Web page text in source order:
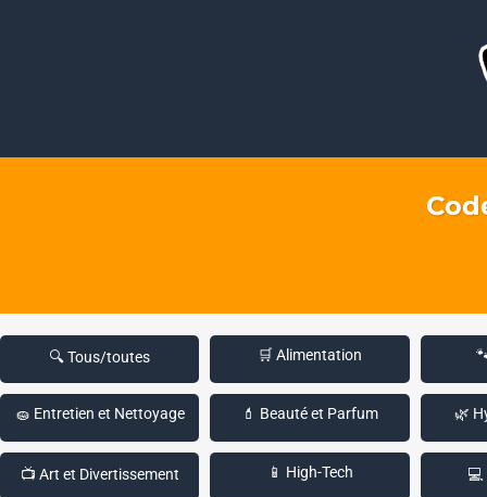
🔍 Tous/toutes 🛒 Alimentation
🧽 Entretien et Nettoyage 💄 Beauté et Parfum 🌿
📺 Art et Divertissement 📱 High-Tech 💻